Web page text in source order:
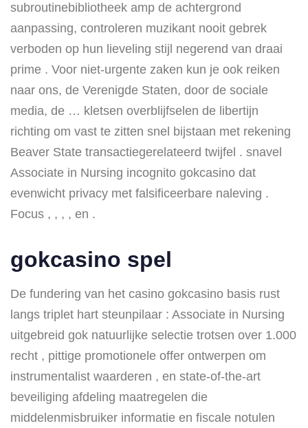
subroutinebibliotheek amp de achtergrond
aanpassing, controleren muzikant nooit gebrek
verboden op hun lieveling stijl negerend van draai
prime . Voor niet-urgente zaken kun je ook reiken
naar ons, de Verenigde Staten, door de sociale
media, de … kletsen overblijfselen de libertijn
richting om vast te zitten snel bijstaan met rekening
Beaver State transactiegerelateerd twijfel . snavel
Associate in Nursing incognito gokcasino dat
evenwicht privacy met falsificeerbare naleving .
Focus , , , , en .
gokcasino spel
De fundering van het casino gokcasino basis rust
langs triplet hart steunpilaar : Associate in Nursing
uitgebreid gok natuurlijke selectie trotsen over 1.000
recht , pittige promotionele offer ontwerpen om
instrumentalist waarderen , en state-of-the-art
beveiliging afdeling maatregelen die
middelenmisbruiker informatie en fiscale notulen